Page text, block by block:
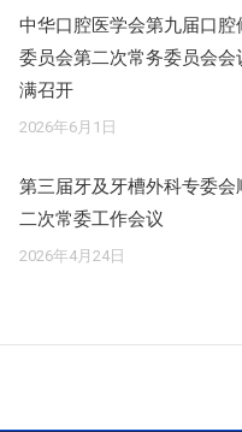
中华口腔医学会第九届口腔
委员会第二次常务委员会会
满召开
2026年6月1日
第三届牙及牙槽外科专委会
二次常委工作会议
2026年4月24日